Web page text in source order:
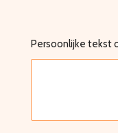
Persoonlijke tekst